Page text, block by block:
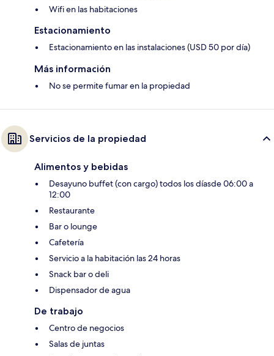
Wifi en las habitaciones
Estacionamiento
Estacionamiento en las instalaciones (USD 50 por día)
Más información
No se permite fumar en la propiedad
Servicios de la propiedad
Alimentos y bebidas
Desayuno buffet (con cargo) todos los díasde 06:00 a
12:00
Restaurante
Bar o lounge
Cafetería
Servicio a la habitación las 24 horas
Snack bar o deli
Dispensador de agua
De trabajo
Centro de negocios
Salas de juntas